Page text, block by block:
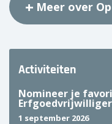
Meer over
Activiteiten
Nomineer je
1 september 2026